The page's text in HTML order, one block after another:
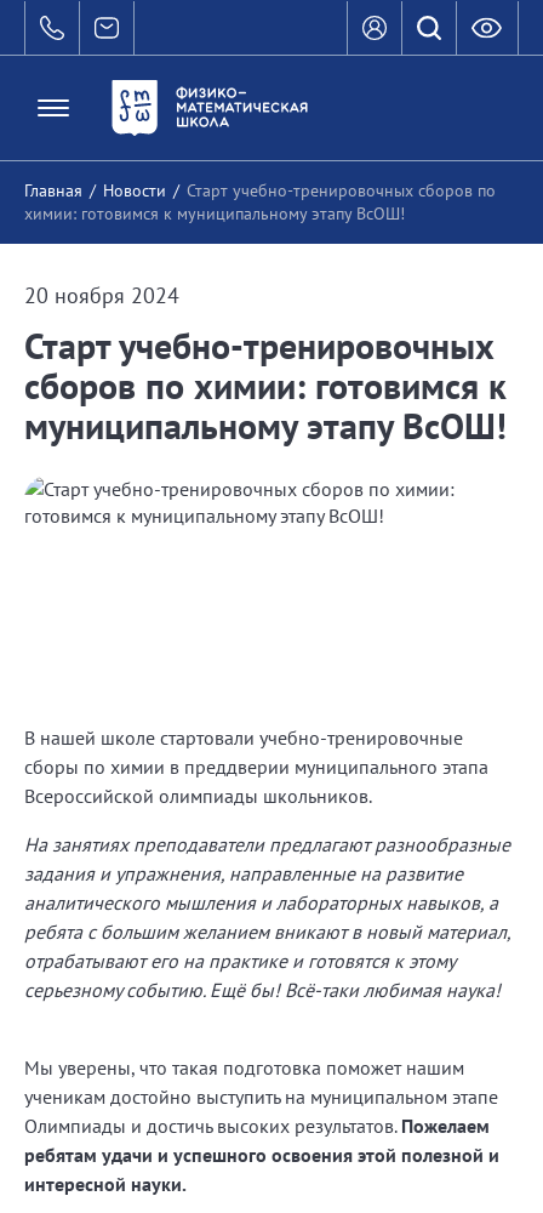
Главная / Новости / Старт учебно-тренировочных сборов по
химии: готовимся к муниципальному этапу ВсОШ!
20 ноября 2024
Старт учебно-тренировочных
сборов по химии: готовимся к
муниципальному этапу ВсОШ!
В нашей школе стартовали учебно-тренировочные
сборы по химии в преддверии муниципального этапа
Всероссийской олимпиады школьников.
На занятиях преподаватели предлагают разнообразные
задания и упражнения, направленные на развитие
аналитического мышления и лабораторных навыков, а
ребята с большим желанием вникают в новый материал,
отрабатывают его на практике и готовятся к этому
серьезному событию. Ещё бы! Всё-таки любимая наука!
Мы уверены, что такая подготовка поможет нашим
ученикам достойно выступить на муниципальном этапе
Олимпиады и достичь высоких результатов. Пожелаем
ребятам удачи и успешного освоения этой полезной и
интересной науки.